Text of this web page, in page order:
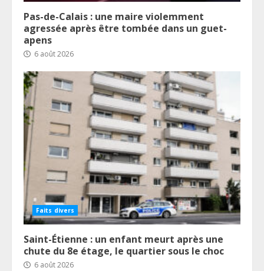
Pas-de-Calais : une maire violemment
agressée après être tombée dans un guet-
apens
6 août 2026
Faits divers
Saint-Étienne : un enfant meurt après une
chute du 8e étage, le quartier sous le choc
6 août 2026